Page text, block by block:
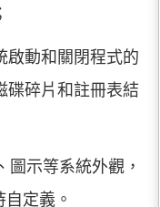
啟動和關閉程式的
碟碎片和註冊表結
圖示等系統外觀，
定義。